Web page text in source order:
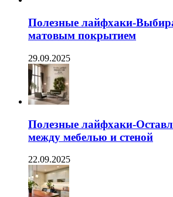
Полезные лайфхаки-
матовым покрытием
29.09.2025
Полезные лайфхаки-
между мебелью и стеной
22.09.2025